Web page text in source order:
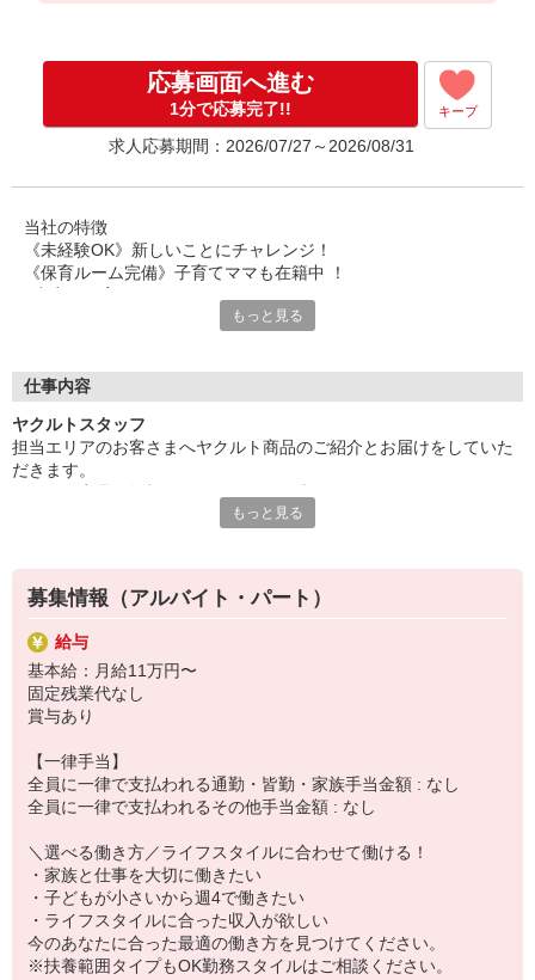
全員に一律で支払われる通勤・皆勤・家族手当金額 :
全員に一律で支払われるその他手当金額 : なし
＼選べる働き方／ライフスタイルに合わせて働ける
・家族と仕事を大切に働きたい
・子どもが小さいから週4で働きたい
・ライフスタイルに合った収入が欲しい
今のあなたに合った最適の働き方を見つけてくださ
い。
※扶養範囲タイプもOK勤務スタイルはご相談くださ
※詳細は備考欄へ
応募画面へ進む
1分で応募完了!! キープ
求人応募期間：2026/07/27～2026/08/31
当社の特徴
《未経験OK》新しいことにチャレンジ！
《保育ルーム完備》子育てママも在籍中 ！
●家庭優先で働きやすさ抜群◎
《自社雇用》ヤクルトスタッフとしては珍しい自社雇用
《いつでも職場見学可能》
＼こんな方が在籍中！／多様な方が活躍しています！
20代〜50代の女性活躍中 ！
30・40代の主婦さんが多く、家庭とお仕事の両立可能な環境で
＼ 埼玉北部ヤクルトについて／女性の『格好いい働き方』 を提
供 ！
埼玉県本庄市で1954年に創業。
70年以上が経った現在、県北部地域に暮らすお客様に
ヤクルトとともに笑顔と元気をお届けし、心と体の健康を支えて
います。
もっと見る
仕事内容
ヤクルトスタッフ
担当エリアのお客さまへヤクルト商品のご紹介とお届けをしていた
だきます。
健康習慣をサポートし、地域の方々とのふれあいを大切にしていま
【具体的には】
へルスサポーターとして商品をお届け。
訪問が終わったらセンターに戻り、携帯端末で商品在庫の確認や資
材清掃、翌日の準備を行います。
［訪問軒数］ 1日20軒〜25軒
【1日のスケジュールイメージ】
8:40頃〜
◆お子様をヤクルト保育所へ
センター併設の保育所などにお子様を預けて、安心してお仕事スタ
◆センターで準備
お届けする商品を準備したり、仲間と情報交換したり。
和気あいあいとした雰囲気です。
◆お届けに出発
電気自転車や自家用車などで、いつものルートでお客さまのもと
へ。
もっと見る
募集情報（アルバイト・パート）
給与
基本給：月給11万円〜
固定残業代なし
賞与あり
【一律手当】
全員に一律で支払われる通勤・皆勤・家族手当金額 : なし
全員に一律で支払われるその他手当金額 : なし
＼選べる働き方／ライフスタイルに合わせて働ける！
・家族と仕事を大切に働きたい
・子どもが小さいから週4で働きたい
・ライフスタイルに合った収入が欲しい
今のあなたに合った最適の働き方を見つけてください。
※扶養範囲タイプもOK勤務スタイルはご相談ください。